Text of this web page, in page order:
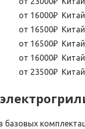
от 16000₽ Китай
от 16500₽ Китай
от 16500₽ Китай
от 16000₽ Китай
от 23500₽ Китай
в базовых